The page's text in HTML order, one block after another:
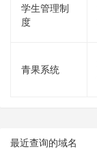
学生管理制
度
青果系统
最近查询的域名